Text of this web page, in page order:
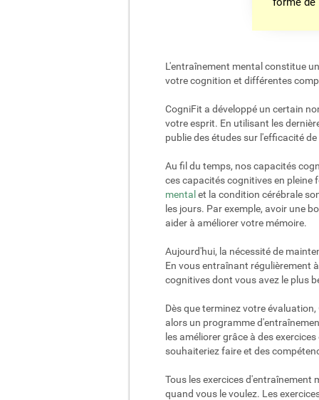
L'entraînement mental constitue
votre cognition et différentes
CogniFit a développé un certain
votre esprit. En utilisant les
publie des études sur l'efficacité
Au fil du temps, nos capacités
ces capacités cognitives en pleine
mental et la condition cérébrale
les jours. Par exemple, avoir une
aider à améliorer votre mémoire.
Aujourd'hui, la nécessité de
En vous entraînant régulièrement
cognitives dont vous avez le plus
Dès que terminez votre
alors un programme
les améliorer grâce à des
souhaiteriez faire et des
Tous les exercices
quand vous le voulez. Les